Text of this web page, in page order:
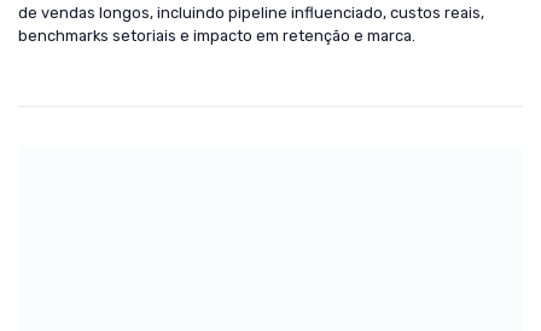
de vendas longos, incluindo pipeline influenciado, custos reais,
benchmarks setoriais e impacto em retenção e marca.